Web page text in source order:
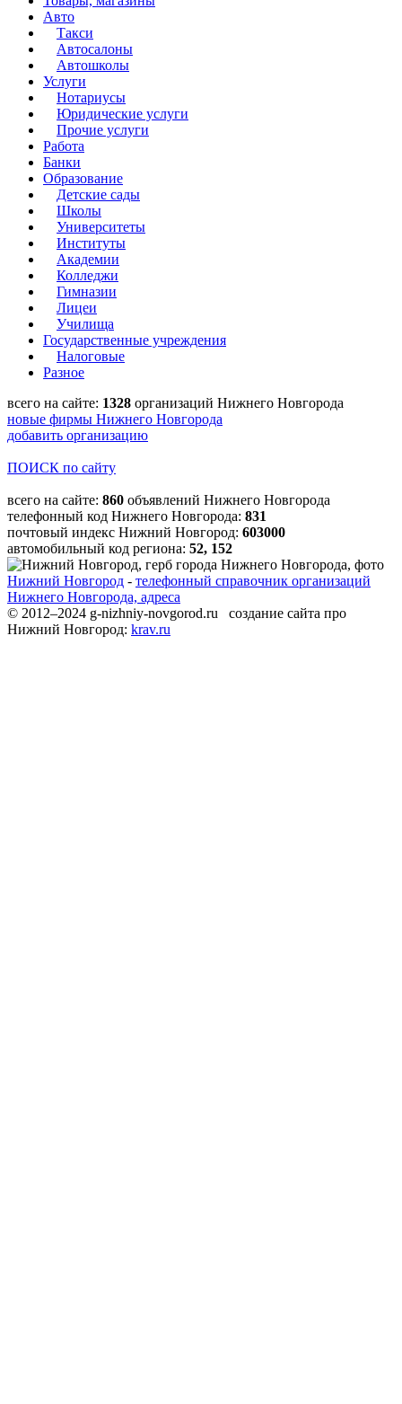
Авто
Такси
Автосалоны
Автошколы
Услуги
Нотариусы
Юридические услуги
Прочие услуги
Работа
Банки
Образование
Детские сады
Школы
Университеты
Институты
Академии
Колледжи
Гимназии
Лицеи
Училища
Государственные учреждения
Налоговые
Разное
всего на сайте: 1328 организаций Нижнего Новгорода
новые фирмы Нижнего Новгорода
добавить организацию
ПОИСК по сайту
всего на сайте: 860 объявлений Нижнего Новгорода
телефонный код Нижнего Новгорода: 831
почтовый индекс Нижний Новгород: 603000
автомобильный код региона: 52, 152
Нижний Новгород - телефонный справочник организаций
Нижнего Новгорода, адреса
© 2012–2024 g-nizhniy-novgorod.ru создание сайта про
Нижний Новгород: krav.ru